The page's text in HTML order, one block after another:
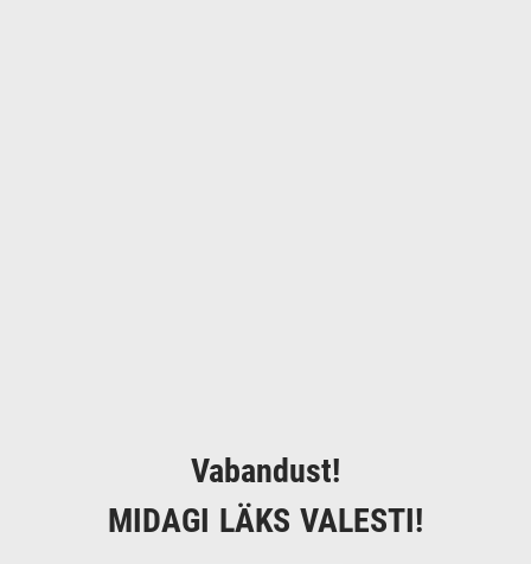
Vabandust!
MIDAGI LÄKS VALESTI!